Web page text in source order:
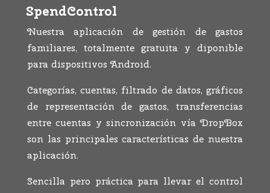
SpendControl
Nuestra aplicación de gestión de gastos
familiares, totalmente gratuita y diponible
para dispositivos Android.
Categorías, cuentas, filtrado de datos, gráficos
de representación de gastos, transferencias
entre cuentas y sincronización vía DropBox
son las principales características de nuestra
aplicación.
Sencilla pero práctica para llevar el control